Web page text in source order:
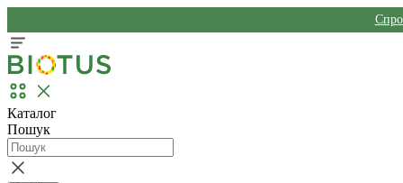
Каталог
Пошук